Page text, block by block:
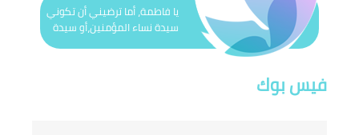
يا فاطمة، أما ترضيني أن تكوني
سيدة نساء المؤمنين،أو سيدة
نساء هذه الأمّة’(الرسول الأكرم)
فيس بوك